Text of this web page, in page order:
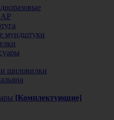
мундштуки
шиловилки
[Комплектующие]